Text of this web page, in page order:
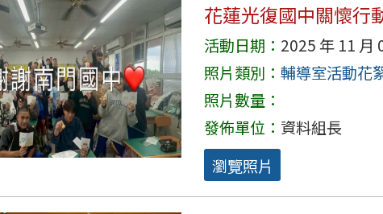
花蓮光復國中關懷行
活動日期： 2025 年 11 月
照片類別： 輔導室活動花
照片數量：
發佈單位： 資料組長
瀏覽照片